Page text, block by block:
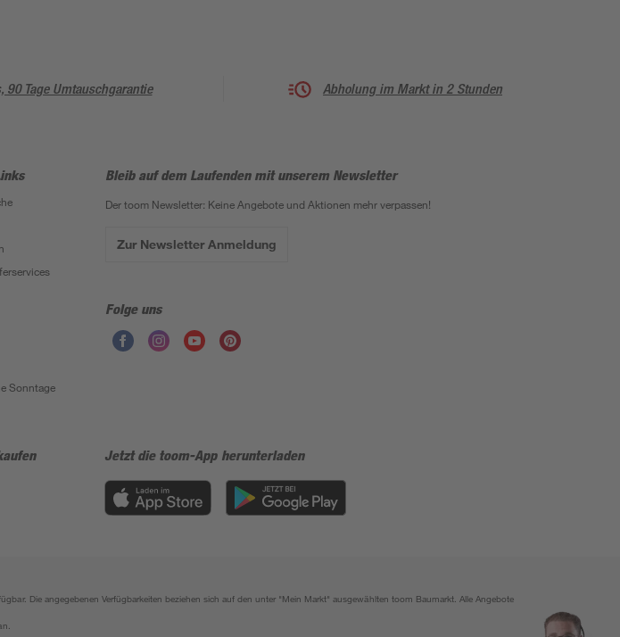
90 Tage Umtauschgarantie Abholung im Markt in 2 Stunden
Sonntage
Bleib auf dem Laufenden mit unserem Newsletter
Der toom Newsletter: Keine Angebote und Aktionen mehr verpassen!
Zur Newsletter Anmeldung
Folge uns
Jetzt die toom-App herunterladen
Die angegebenen Verfügbarkeiten beziehen sich auf den unter "Mein Markt" ausgewählten toom Baumarkt. Alle Angebote